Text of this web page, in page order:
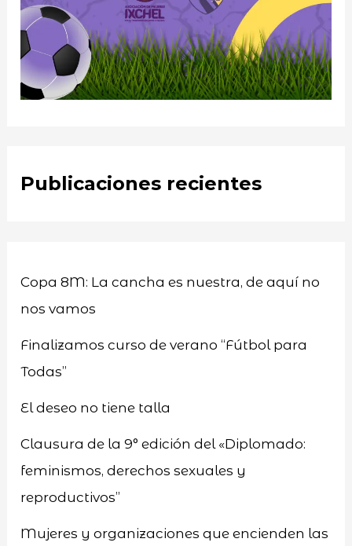
Publicaciones recientes
Copa 8M: La cancha es nuestra, de aquí no
nos vamos
Finalizamos curso de verano “Fútbol para
Todas”
El deseo no tiene talla
Clausura de la 9° edición del «Diplomado:
feminismos, derechos sexuales y
reproductivos”
Mujeres y organizaciones que encienden las